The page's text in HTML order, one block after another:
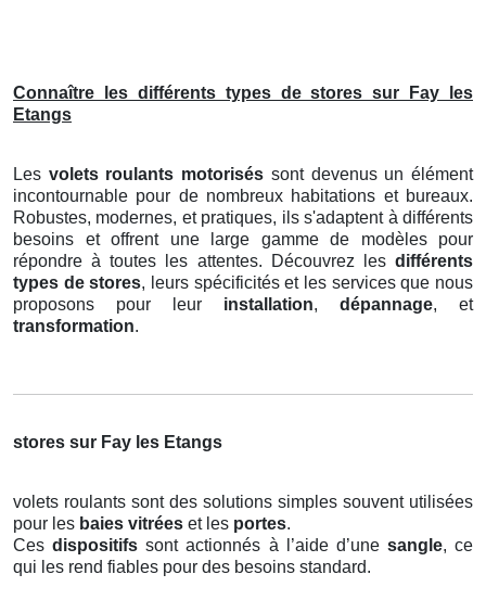
Connaître les différents types de stores sur Fay les
Etangs
Les volets roulants motorisés sont devenus un élément
incontournable pour de nombreux habitations et bureaux.
Robustes, modernes, et pratiques, ils s'adaptent à différents
besoins et offrent une large gamme de modèles pour
répondre à toutes les attentes. Découvrez les différents
types de stores, leurs spécificités et les services que nous
proposons pour leur installation, dépannage, et
transformation.
stores sur Fay les Etangs
volets roulants sont des solutions simples souvent utilisées
pour les baies vitrées et les portes.
Cesdispositifs sont actionnés à l’aide d’une sangle, ce
qui les rend fiables pour des besoins standard.